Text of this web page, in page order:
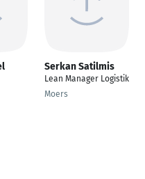
Serkan Satilmis
Lean Manager Logistik
Moers